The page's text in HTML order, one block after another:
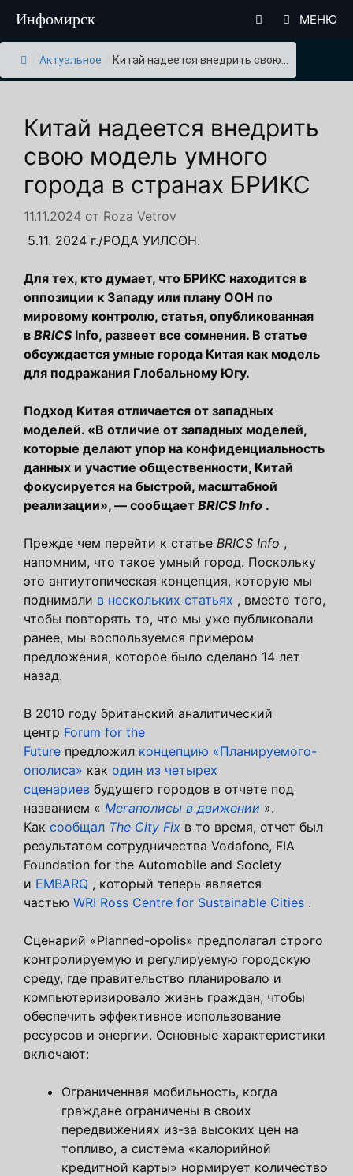
содержимому
Инфомирск МЕНЮ
Актуальное Китай надеется внедрить свою...
Китай надеется внедрить
свою модель умного
города в странах БРИКС
11.11.2024 от Roza Vetrov
5.11. 2024 г./РОДА УИЛСОН.
Для тех, кто думает, что БРИКС находится в
оппозиции к Западу или плану ООН по
мировому контролю, статья, опубликованная
в BRICSInfo, развеет все сомнения. В статье
обсуждается умные города Китая как модель
для подражания Глобальному Югу.
Подход Китая отличается от западных
моделей. «В отличие от западных моделей,
которые делают упор на конфиденциальность
данных и участие общественности, Китай
фокусируется на быстрой, масштабной
реализации», — сообщает BRICS Info .
Прежде чем перейти к статье BRICS Info ,
напомним, что такое умный город. Поскольку
это антиутопическая концепция, которую мы
поднимали в нескольких статьях , вместо того,
чтобы повторять то, что мы уже публиковали
ранее, мы воспользуемся примером
предложения, которое было сделано 14 лет
назад.
В 2010 году британский аналитический
центр Forum for the
Future предложил концепцию «Планируемого-
ополиса» как один из четырех
сценариев будущего городов в отчете под
названием « Мегаполисы в движении ».
Как сообщал The City Fix в то время, отчет был
результатом сотрудничества Vodafone, FIA
Foundation for the Automobile and Society
и EMBARQ , который теперь является
частью WRI Ross Centre for Sustainable Cities .
Сценарий «Planned-opolis» предполагал строго
контролируемую и регулируемую городскую
среду, где правительство планировало и
компьютеризировало жизнь граждан, чтобы
обеспечить эффективное использование
ресурсов и энергии. Основные характеристики
включают:
Ограниченная мобильность, когда
граждане ограничены в своих
передвижениях из-за высоких цен на
топливо, а система «калорийной
кредитной карты» нормирует количество